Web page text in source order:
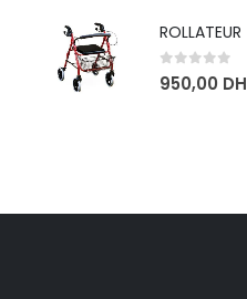
ROLLATEUR
0 sur 5
950,00 DH